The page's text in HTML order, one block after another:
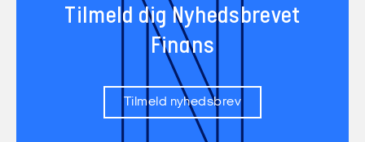
Tilmeld dig Nyhedsbrevet
Finans
Tilmeld nyhedsbrev